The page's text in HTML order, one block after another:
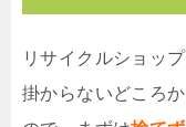
リサイクルショッ
掛からないどころか